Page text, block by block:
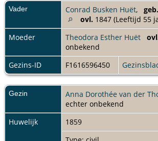
Vader Conrad Busken Huët, geb.
ovl. 1847 (Leeftijd 55
Moeder
Theodora Esther Huët
onbekend
Gezins-ID
F1616596450
Gezin Anna Dorothée van der
echter onbekend
Huwelijk
1859